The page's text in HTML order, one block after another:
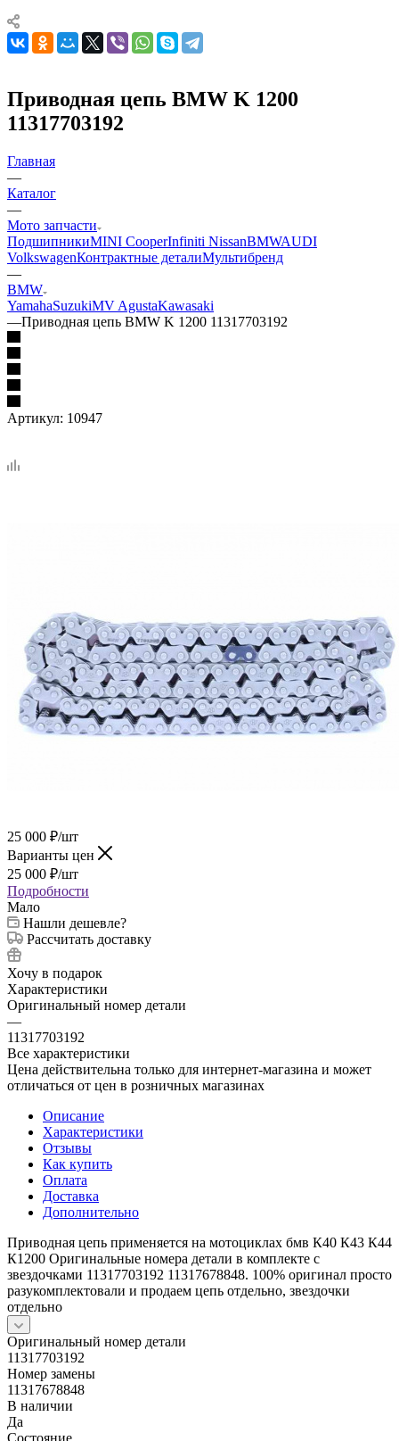
Приводная цепь BMW K 1200
11317703192
Главная
—
Каталог
—
Мото запчасти
ПодшипникиMINI CooperInfiniti NissanBMWAUDI
VolkswagenКонтрактные деталиМультибренд
—
BMW
YamahaSuzukiMV AgustaKawasaki
—Приводная цепь BMW K 1200 11317703192
Артикул: 10947
25 000 ₽/шт
Варианты цен
25 000 ₽/шт
Подробности
Мало
Нашли дешевле?
Рассчитать доставку
Хочу в подарок
Характеристики
Оригинальный номер детали
—
11317703192
Все характеристики
Цена действительна только для интернет-магазина и может
отличаться от цен в розничных магазинах
Описание
Характеристики
Отзывы
Как купить
Оплата
Доставка
Дополнительно
Приводная цепь применяется на мотоциклах бмв К40 К43 К44
К1200 Оригинальные номера детали в комплекте с
звездочками 11317703192 11317678848. 100% оригинал просто
разукомплектовали и продаем цепь отдельно, звездочки
отдельно
Оригинальный номер детали
11317703192
Номер замены
11317678848
В наличии
Да
Состояние